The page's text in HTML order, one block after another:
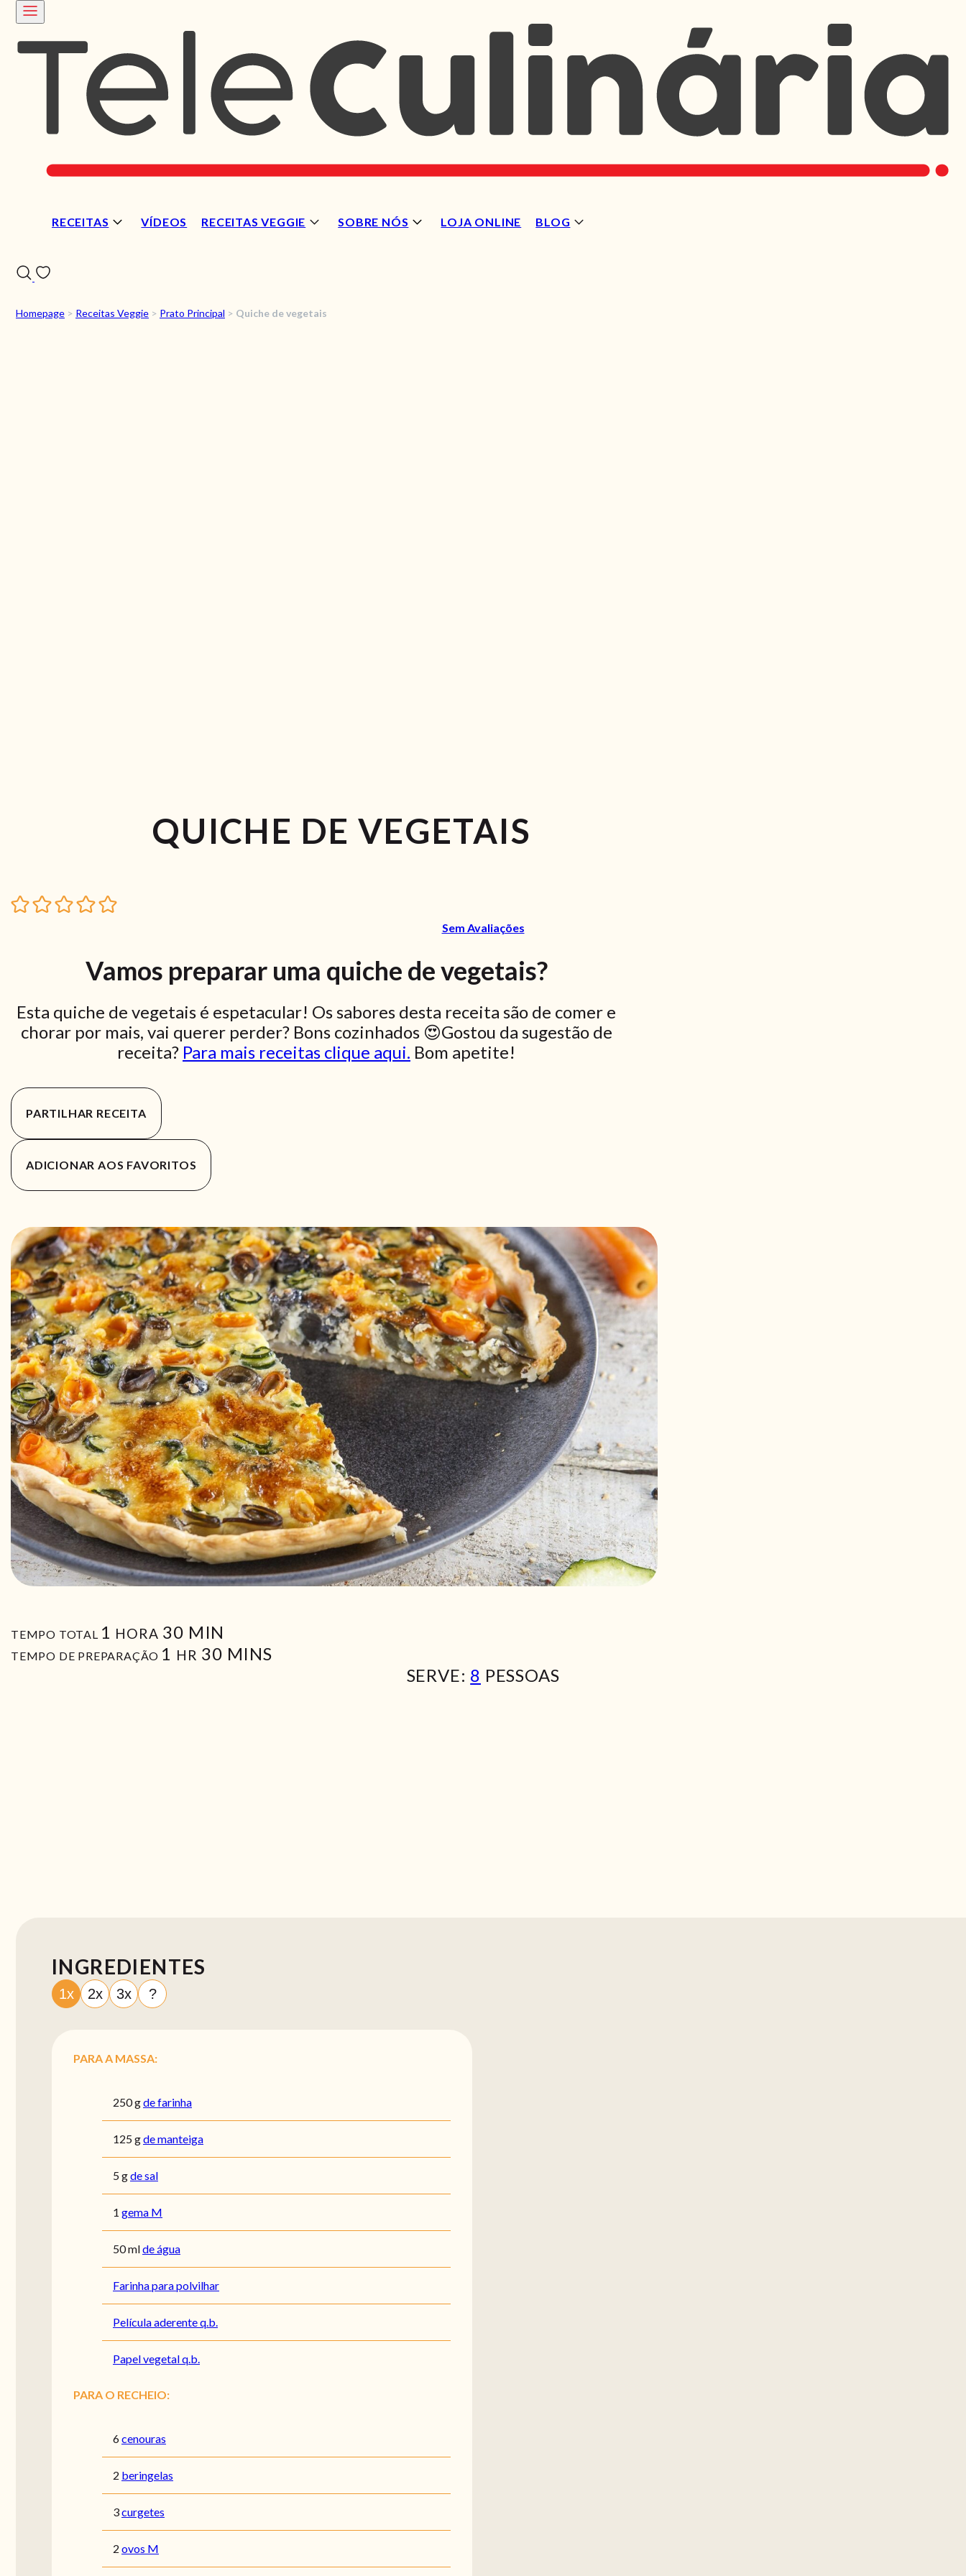
RECEITAS VÍDEOS RECEITAS VEGGIE SOBRE NÓS LOJA ONLINE BLOG
Homepage > Receitas Veggie > Prato Principal > Quiche de vegetais
QUICHE DE VEGETAIS
Sem Avaliações
Vamos preparar uma quiche de vegetais?
Esta quiche de vegetais é espetacular! Os sabores desta receita são de comer e
chorar por mais, vai querer perder? Bons cozinhados 😍Gostou da sugestão de
receita? Para mais receitas clique aqui. Bom apetite!
PARTILHAR RECEITA
ADICIONAR AOS FAVORITOS
TEMPO TOTAL 1 HORA
HORA 30 MIN
MIN
TEMPO DE PREPARAÇÃO 1 HORA
HR 30MIN
MINS
SERVE: 8 PESSOAS
INGREDIENTES
1x 2x 3x ?
PARA A MASSA:
250gde farinha
125gde manteiga
5gde sal
1 gema M
50mlde água
Farinha para polvilhar
Película aderente q.b.
Papel vegetal q.b.
PARA O RECHEIO:
6cenouras
2 beringelas
3curgetes
2 ovos M